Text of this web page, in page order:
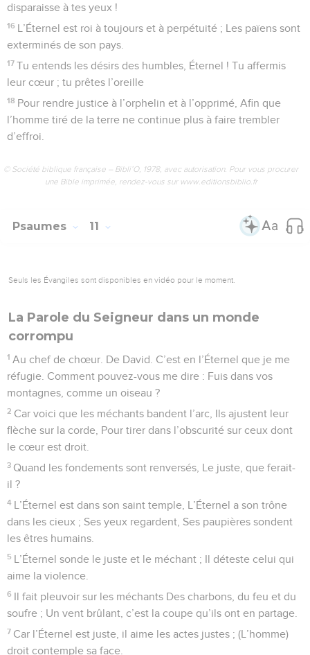
disparaisse à tes yeux !
16 L’Éternel est roi à toujours et à perpétuité ; Les païens sont
exterminés de son pays.
17 Tu entends les désirs des humbles, Éternel ! Tu affermis
leur cœur ; tu prêtes l’oreille
18 Pour rendre justice à l’orphelin et à l’opprimé, Afin que
l’homme tiré de la terre ne continue plus à faire trembler
d’effroi.
© Société biblique française – Bibli’O, 1978, avec autorisation. Pour vous procurer
une Bible imprimée, rendez-vous sur www.editionsbiblio.fr
Psaumes 11
Seuls les Évangiles sont disponibles en vidéo pour le moment.
La Parole du Seigneur dans un monde
corrompu
1 Au chef de chœur. De David. C’est en l’Éternel que je me
réfugie. Comment pouvez-vous me dire : Fuis dans vos
montagnes, comme un oiseau ?
2 Car voici que les méchants bandent l’arc, Ils ajustent leur
flèche sur la corde, Pour tirer dans l’obscurité sur ceux dont
le cœur est droit.
3 Quand les fondements sont renversés, Le juste, que ferait-
il ?
4 L’Éternel est dans son saint temple, L’Éternel a son trône
dans les cieux ; Ses yeux regardent, Ses paupières sondent
les êtres humains.
5 L’Éternel sonde le juste et le méchant ; Il déteste celui qui
aime la violence.
6 Il fait pleuvoir sur les méchants Des charbons, du feu et du
soufre ; Un vent brûlant, c’est la coupe qu’ils ont en partage.
7 Car l’Éternel est juste, il aime les actes justes ; (L’homme)
droit contemple sa face.